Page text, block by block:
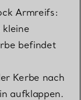
Armreifs:
kleine
befindet
Kerbe nach
aufklappen.